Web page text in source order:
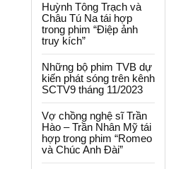
Huỳnh Tông Trạch và
Châu Tú Na tái hợp
trong phim “Điệp ảnh
truy kích”
Những bộ phim TVB dự
kiến phát sóng trên kênh
SCTV9 tháng 11/2023
Vợ chồng nghệ sĩ Trần
Hào – Trần Nhân Mỹ tái
hợp trong phim “Romeo
và Chúc Anh Đài”